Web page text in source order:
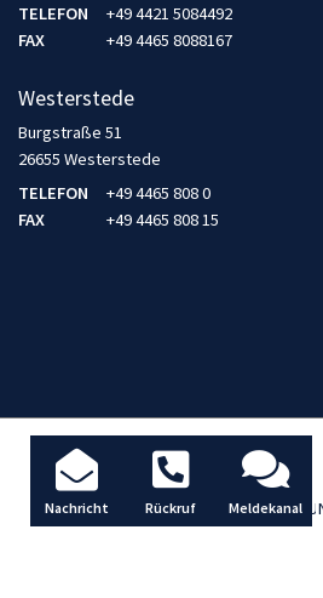
Nachricht Rückruf Meldekanal
TELEFON
+49 4421 5084492
FAX
+49 4465 8088167
Westerstede
Burgstraße 51
26655 Westerstede
TELEFON
+49 4465 808 0
FAX
+49 4465 808 15
AKTUELLES / BLOG DATENSCHUTZ
TBD